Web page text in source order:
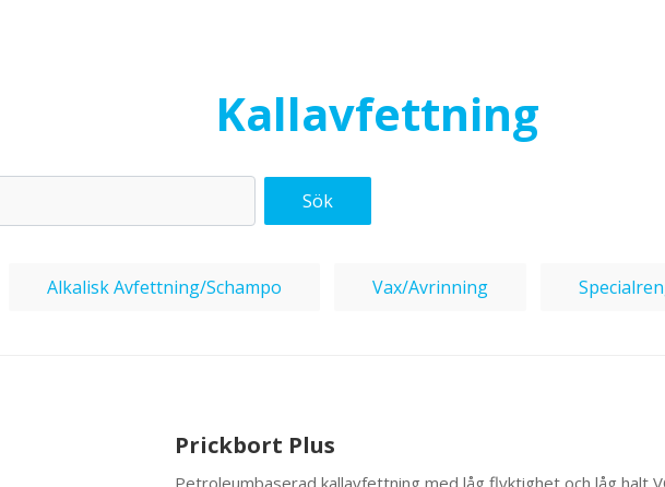
Kallavfettning
Sök
Alkalisk Avfettning/Schampo Vax/Avrinning
Prickbort Plus
Petroleumbaserad kallavfettning med låg flyktighet och låg halt